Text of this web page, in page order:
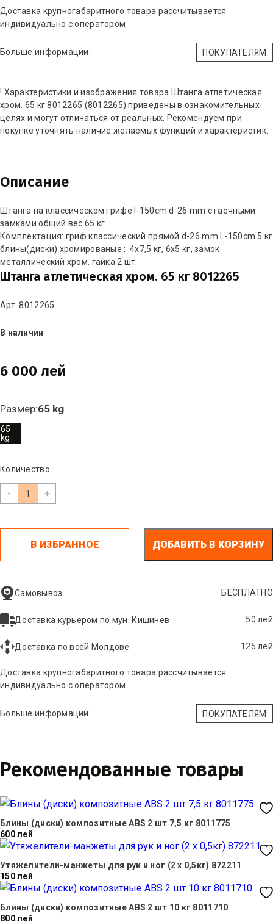
Доставка крупногабаритного товара рассчитывается
индивидуально с оператором
Больше информации: ПОКУПАТЕЛЯМ
! Характеристики и изображения товара Штанга атлетическая
хром. 65 кг 8012265 (8012265) приведены в ознакомительных
целях и могут отличаться от реальных. Рекомендуем при
покупке уточнять наличие желаемых функций и характеристик.
Описание
Штанга на классическом грифе l-150cm d-26 mm с гаечными
замками общий вес 65 кг
Комплектация: гриф классический прямой d-26 mm L-150cm 5 кг
блины(диски) хромированые : 4х7,5 кг, 6х5 кг, замок
металлический хром. гайка 2 шт.
Штанга атлетическая хром. 65 кг 8012265
Арт. 8012265
В наличии
6 000 лей
Размер:65 kg
65
kg
Количество
- +
В ИЗБРАННОЕ ДОБАВИТЬ В КОРЗИНУ
Самовывоз БЕСПЛАТНО
Доставка курьером по мун. Кишинёв 50 лей
Доставка по всей Молдове 125 лей
Доставка крупногабаритного товара рассчитывается
индивидуально с оператором
Больше информации: ПОКУПАТЕЛЯМ
Рекомендованные товары
Блины (диски) композитные ABS 2 шт 7,5 кг 8011775
600 лей
Утяжелители-манжеты для рук и ног (2 x 0,5кг) 872211
150 лей
Блины (диски) композитные ABS 2 шт 10 кг 8011710
800 лей